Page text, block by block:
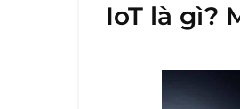
IoT là gì?